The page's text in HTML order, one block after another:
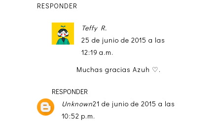
RESPONDER
Teffy R.
25 de junio de 2015 a las
12:19 a.m.
Muchas gracias Azuh ♡.
RESPONDER
Unknown21 de junio de 2015 a las
10:52 p.m.